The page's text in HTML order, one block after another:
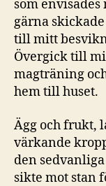
som
gärna
till mitt
Övergick till
magträning
hem till huset.
Ägg och frukt,
värkande
den
sikte mot stan